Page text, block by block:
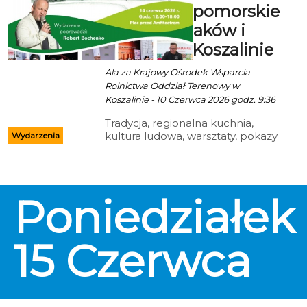
Wydarzenia
Zachodniopomorskie
Święto Smaków i
Tradycji w Koszalinie
Ala za Krajowy Ośrodek Wsparcia
Rolnictwa Oddział Terenowy w
Koszalinie - 10 Czerwca 2026 godz. 9:36
Tradycja, regionalna kuchnia,
kultura ludowa, warsztaty, pokazy
Zachodniopomorskiego Święta
Smaków i Tradycji. Wydarzenie
połączone z Kongresem Kół
Gospodyń Wiejskich odbędzie się
przed Amfiteatrem w Koszalinie.
Poniedziałek
15 Czerwca